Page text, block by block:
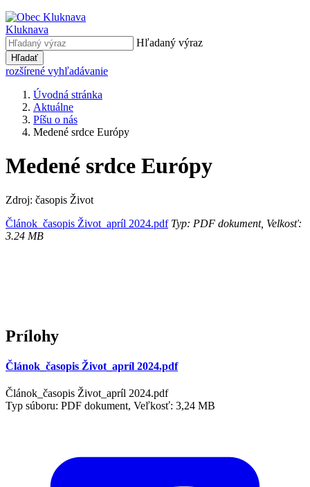
Kluknava
Hľadaný výraz
Hľadať
rozšírené vyhľadávanie
Úvodná stránka
Aktuálne
Píšu o nás
Medené srdce Európy
Medené srdce Európy
Zdroj: časopis Život
Článok_časopis Život_apríl 2024.pdfTyp: PDF dokument, Velkosť:
3.24 MB
Prílohy
Článok_časopis Život_apríl 2024.pdf
Článok_časopis Život_apríl 2024.pdf
Typ súboru: PDF dokument, Veľkosť: 3,24 MB